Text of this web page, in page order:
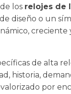
los relojes de
diseño o un
creciente
de alta
historia,
por